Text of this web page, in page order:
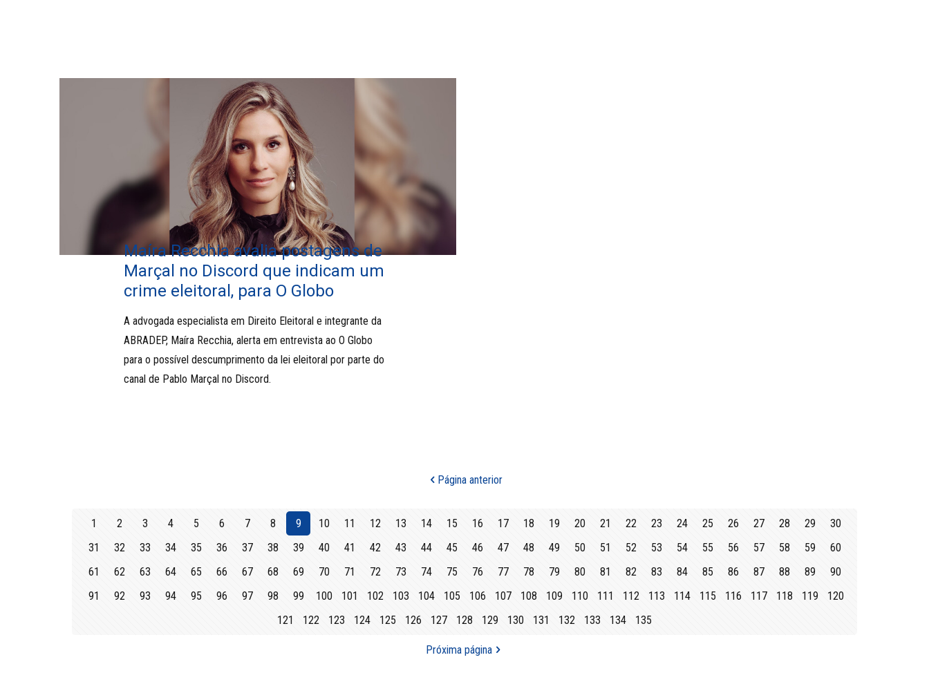
Maíra Recchia avalia postagens de
Marçal no Discord que indicam um
crime eleitoral, para O Globo
A advogada especialista em Direito Eleitoral e integrante da
ABRADEP, Maíra Recchia, alerta em entrevista ao O Globo
para o possível descumprimento da lei eleitoral por parte do
canal de Pablo Marçal no Discord.
Página anterior
1 2 3 4 5 6 7 8 9 10 11 12 13 14 15 16 17 18 19 20 21 22 23 24 25 26 27 28 29
30
31
32 33 34 35 36 37 38 39 40 41 42 43 44 45 46 47 48 49 50 51 52 53 54 55 56 57 58 59
60
61
62 63 64 65 66 67 68 69 70 71 72 73 74 75 76 77 78 79 80 81 82 83 84 85 86 87 88 89
90
91
92 93 94 95 96 97 98 99 100 101 102 103 104 105 106 107 108 109 110 111 112 113 114 115 116 117 118 119
120
121
122 123 124 125 126 127 128 129 130 131 132 133 134 135
Próxima página